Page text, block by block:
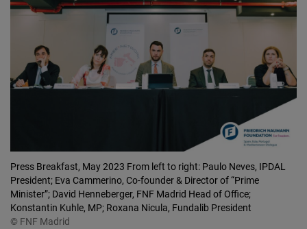
Press Breakfast, May 2023 From left to right: Paulo Neves, IPDAL
President; Eva Cammerino, Co-founder & Director of “Prime
Minister”; David Henneberger, FNF Madrid Head of Office;
Konstantin Kuhle, MP; Roxana Nicula, Fundalib President
© FNF Madrid